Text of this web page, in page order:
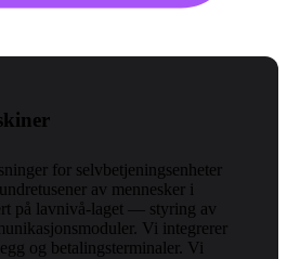
for selvbetjeningsenheter
av mennesker i
på lavnivå-laget — styring av
Vi integrerer
og betalingsterminaler. Vi